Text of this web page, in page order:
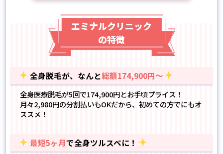
エミナルクリニック
の特徴
全身脱毛が、なんと総額174,900円～
全身医療脱毛が5回で174,900円とお手頃プライス！
月々2,980円の分割払いもOKだから、初めての方でにもオ
ススメ！
最短5ヶ月で全身ツルスベに！